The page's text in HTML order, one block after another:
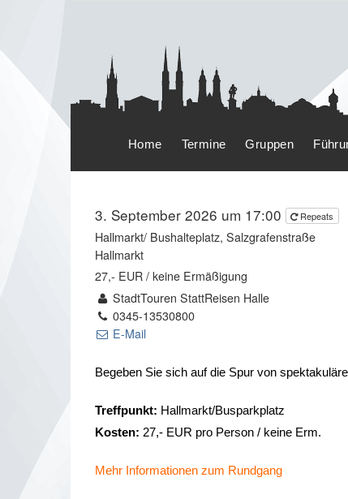
Home Termine Gruppen
3. September 2026 um 17:00 Repeats
Hallmarkt/ Bushalteplatz, Salzgrafenstraße
Hallmarkt
27,- EUR / keine Ermäßigung
StadtTouren StattReisen Halle
0345-13530800
E-Mail
Begeben Sie sich auf die Spur von
Treffpunkt: Hallmarkt/Busparkplatz
Kosten: 27,- EUR pro Person / keine Erm.
Mehr Informationen zum Rundgang